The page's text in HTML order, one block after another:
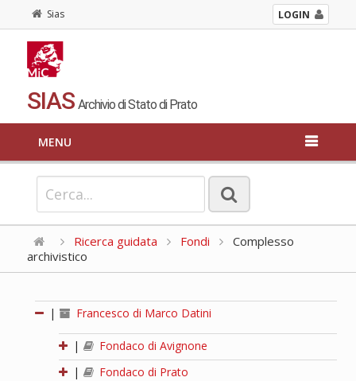
Sias LOGIN
SIAS Archivio di Stato di Prato
MENU
Ricerca guidata Fondi
Complesso
archivistico
| Francesco di Marco Datini
|
Fondaco di Avignone
|
Fondaco di Prato